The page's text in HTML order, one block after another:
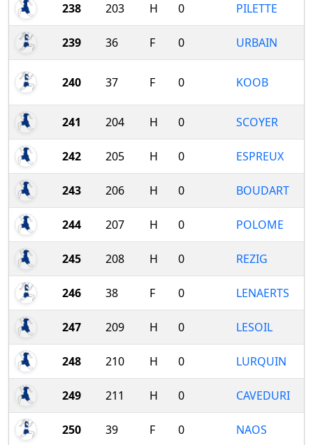
238 203 H 0 PILETTE
239 36 F 0 URBAIN
240 37 F 0 KOOB
241 204 H 0 SCOYER
242 205 H 0 ESPREUX
243 206 H 0 BOUDART
244 207 H 0 POLOME
245 208 H 0 REZIG
246 38 F 0 LENAERTS
247 209 H 0 LESOIL
248 210 H 0 LURQUIN
249 211 H 0 CAVEDURI
250 39 F 0 NAOS